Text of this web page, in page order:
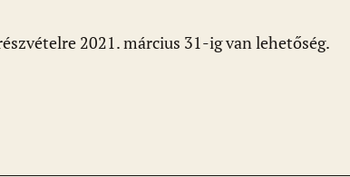
2021. március 31-ig van lehetőség.